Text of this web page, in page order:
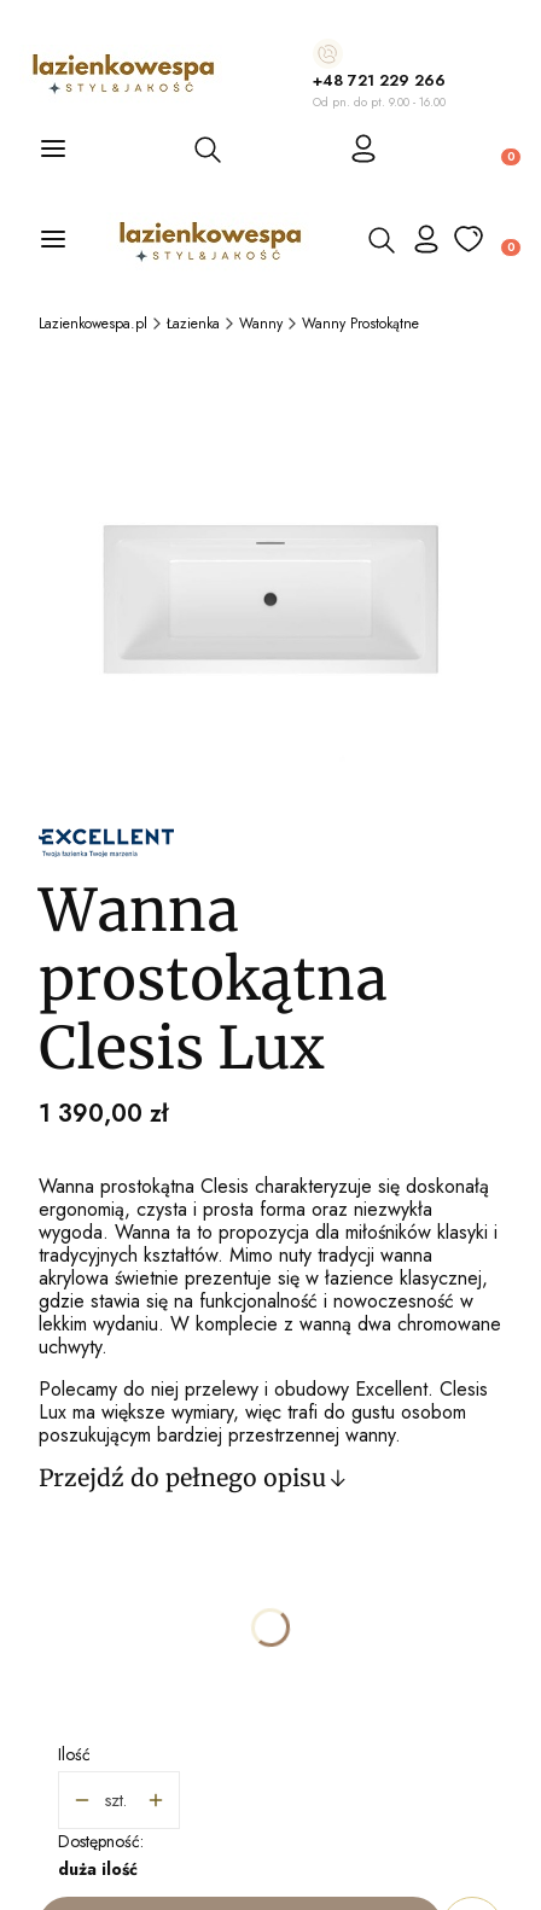
+48 721 229 266
Od pn. do pt. 9.00 - 16.00
Otwórz wyszukiwarkę
Otwórz wyszukiwarkę
Lazienkowespa.pl Łazienka Wanny Wanny Prostokątne
Wanna
prostokątna
Clesis Lux
Cena
1 390,00 zł
Wanna prostokątna Clesis charakteryzuje się doskonałą
ergonomią, czysta i prosta forma oraz niezwykła
wygoda. Wanna ta to propozycja dla miłośników klasyki i
tradycyjnych kształtów. Mimo nuty tradycji wanna
akrylowa świetnie prezentuje się w łazience klasycznej,
gdzie stawia się na funkcjonalność i nowoczesność w
lekkim wydaniu. W komplecie z wanną dwa chromowane
uchwyty.
Polecamy do niej przelewy i obudowy Excellent. Clesis
Lux ma większe wymiary, więc trafi do gustu osobom
poszukującym bardziej przestrzennej wanny.
Przejdź do pełnego opisu
Ilość
szt.
Dostępność:
duża ilość